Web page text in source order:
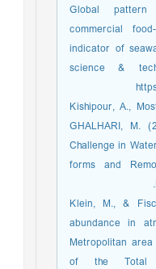
Global
commercial
indicator of
science &
Kishipour, A.,
GHALHARI, M.
Challenge in
forms and
Klein, M., &
abundance in
Metropolitan
of the Total